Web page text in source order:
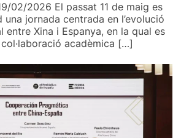
02/2026 El passat 11 de maig es
jornada centrada en l’evolució
entre Xina i Espanya, en la qual es
acadèmica […]